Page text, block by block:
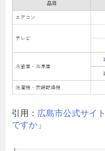
引用： 広島市公式サイ
ですか」